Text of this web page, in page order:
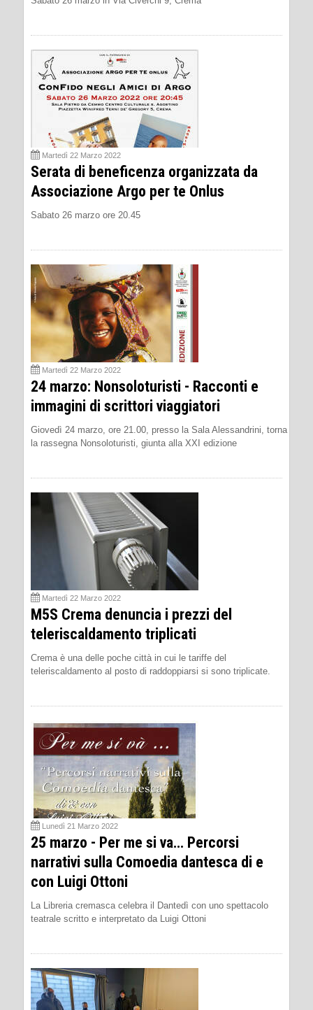
Martedì 22 Marzo 2022
Serata di beneficenza organizzata da
Associazione Argo per te Onlus
Sabato 26 marzo ore 20.45
Martedì 22 Marzo 2022
24 marzo: Nonsoloturisti - Racconti e
immagini di scrittori viaggiatori
Giovedì 24 marzo, ore 21.00, presso la Sala Alessandrini, torna
la rassegna Nonsoloturisti, giunta alla XXI edizione
Martedì 22 Marzo 2022
M5S Crema denuncia i prezzi del
teleriscaldamento triplicati
Crema è una delle poche città in cui le tariffe del
teleriscaldamento al posto di raddoppiarsi si sono triplicate.
Lunedì 21 Marzo 2022
25 marzo - Per me si va… Percorsi
narrativi sulla Comoedia dantesca di e
con Luigi Ottoni
La Libreria cremasca celebra il Dantedì con uno spettacolo
teatrale scritto e interpretato da Luigi Ottoni